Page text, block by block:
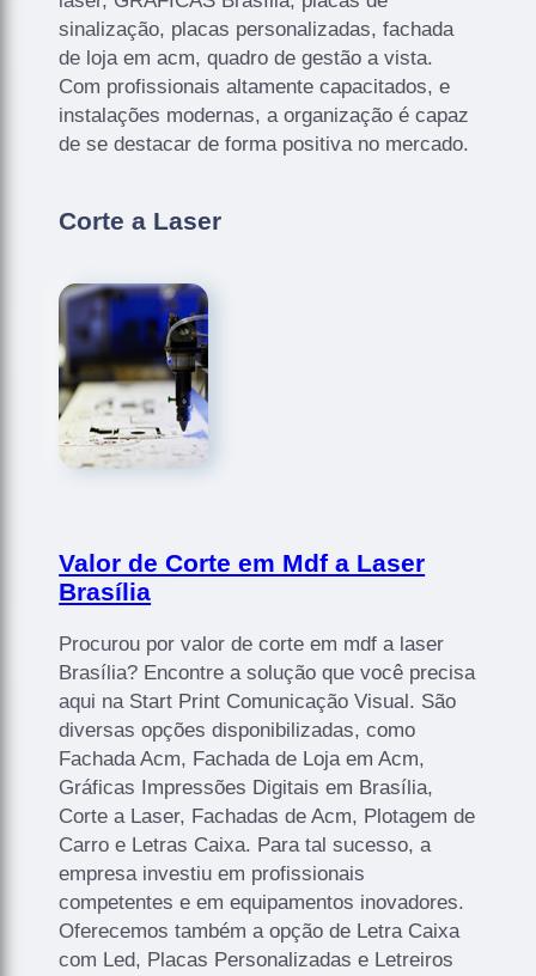
sinalização, placas personalizadas, fachada
de loja em acm, quadro de gestão a vista.
Com profissionais altamente capacitados, e
instalações modernas, a organização é capaz
de se destacar de forma positiva no mercado.
Corte a Laser
Valor de Corte em Mdf a Laser
Brasília
Procurou por valor de corte em mdf a laser
Brasília? Encontre a solução que você precisa
aqui na Start Print Comunicação Visual. São
diversas opções disponibilizadas, como
Fachada Acm, Fachada de Loja em Acm,
Gráficas Impressões Digitais em Brasília,
Corte a Laser, Fachadas de Acm, Plotagem de
Carro e Letras Caixa. Para tal sucesso, a
empresa investiu em profissionais
competentes e em equipamentos inovadores.
Oferecemos também a opção de Letra Caixa
com Led, Placas Personalizadas e Letreiros